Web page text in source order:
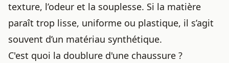
texture, l’odeur et la souplesse. Si la matière
paraît trop lisse, uniforme ou plastique, il s’agit
souvent d’un matériau synthétique.
C'est quoi la doublure d'une chaussure ?